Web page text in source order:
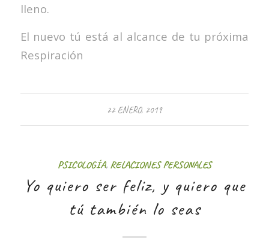
lleno.
El nuevo tú está al alcance de tu próxima
Respiración
22 ENERO, 2019
PSICOLOGÍA, RELACIONES PERSONALES
Yo quiero ser feliz, y quiero que
tú también lo seas